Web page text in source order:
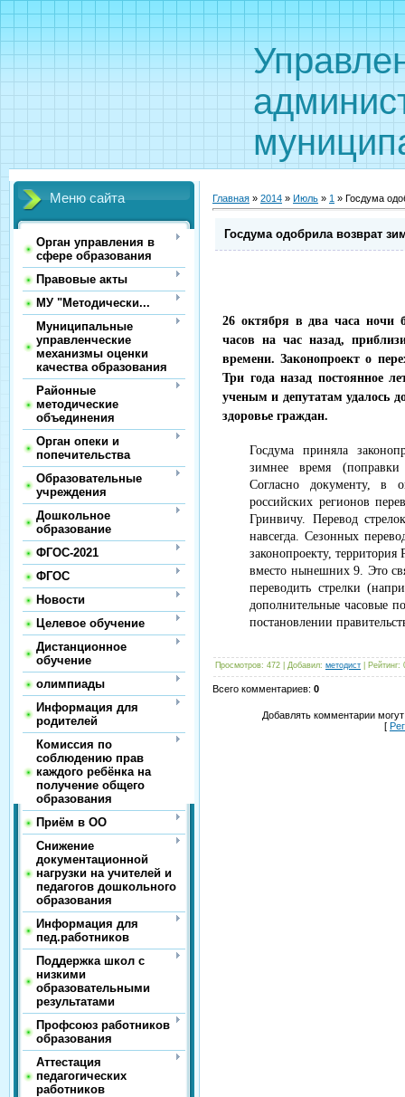
Меню сайта
Орган управления в
сфере образования
Правовые акты
МУ "Методически...
Муниципальные
управленческие
механизмы оценки
качества образования
Районные
методические
объединения
Орган опеки и
попечительства
Образовательные
учреждения
Дошкольное
образование
ФГОС-2021
ФГОС
Новости
Целевое обучение
Дистанционное
обучение
олимпиады
Информация для
родителей
Комиссия по
соблюдению прав
каждого ребёнка на
получение общего
образования
Приём в ОО
Снижение
документационной
нагрузки на учителей и
педагогов дошкольного
образования
Информация для
пед.работников
Поддержка школ с
низкими
образовательными
результатами
Профсоюз работников
образования
Аттестация
педагогических
работников
Главная » 2014 » Июль » 1 » Госдума
Госдума одобрила возврат
26 октября в два часа ночи
часов на час назад,
времени. Законопроект о
Три года назад постоянное
ученым и депутатам удалось
здоровье граждан.
Госдума приняла
зимнее время
Согласно документу, в
российских регионов
Гринвичу. Перевод
навсегда. Сезонных
законопроекту, территория
вместо нынешних 9. Это
переводить стрелки
дополнительные часовые
постановлении
Просмотров: 472 Добавил: методист Рейтинг:
Всего комментариев: 0
Добавлять комментарии
[